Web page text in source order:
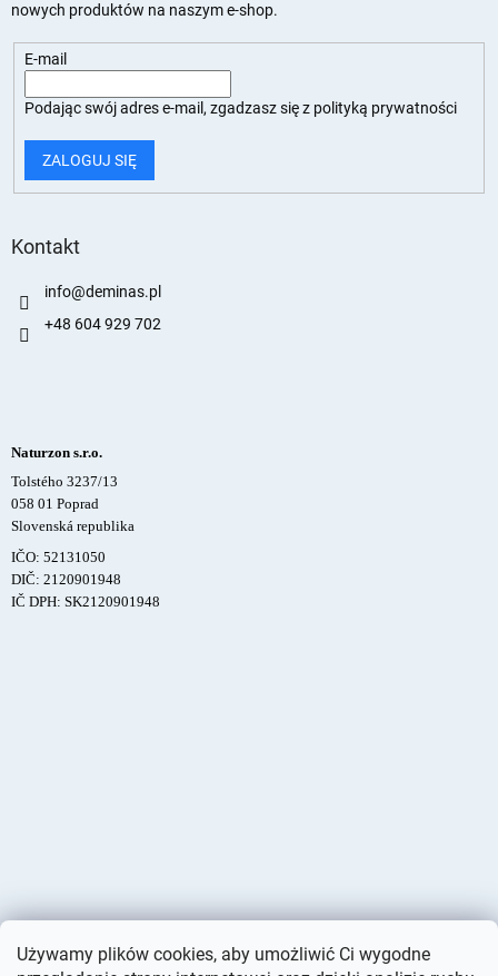
Używamy plików cookies, aby umożliwić Ci wygodne
nowych produktów na naszym e-shop.
E-mail
Podając swój adres e-mail, zgadzasz się z polityką prywatności
ZALOGUJ SIĘ
Kontakt
info@deminas.pl
+48 604 929 702
Naturzon s.r.o.
Tolstého 3237/13
058 01 Poprad
Slovenská republika
IČO: 52131050
DIČ: 2120901948
IČ DPH: SK2120901948